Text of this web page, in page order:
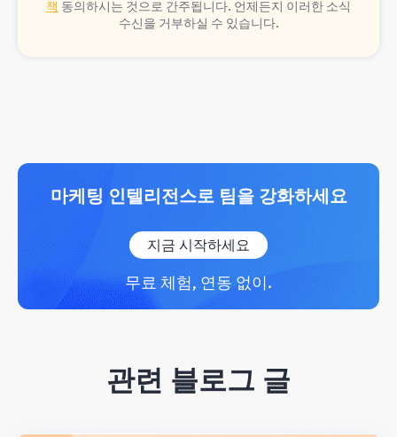
책 동의하시는 것으로 간주됩니다. 언제든지 이러한 소식
수신을 거부하실 수 있습니다.
마케팅 인텔리전스로 팀을 강화하세요
지금 시작하세요
무료 체험, 연동 없이.
관련 블로그 글